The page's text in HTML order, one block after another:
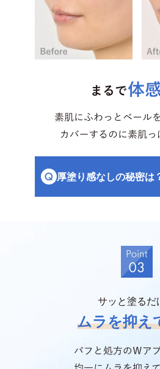
厚塗り感なしの秘密は
サッと塗るだ
ムラを抑え